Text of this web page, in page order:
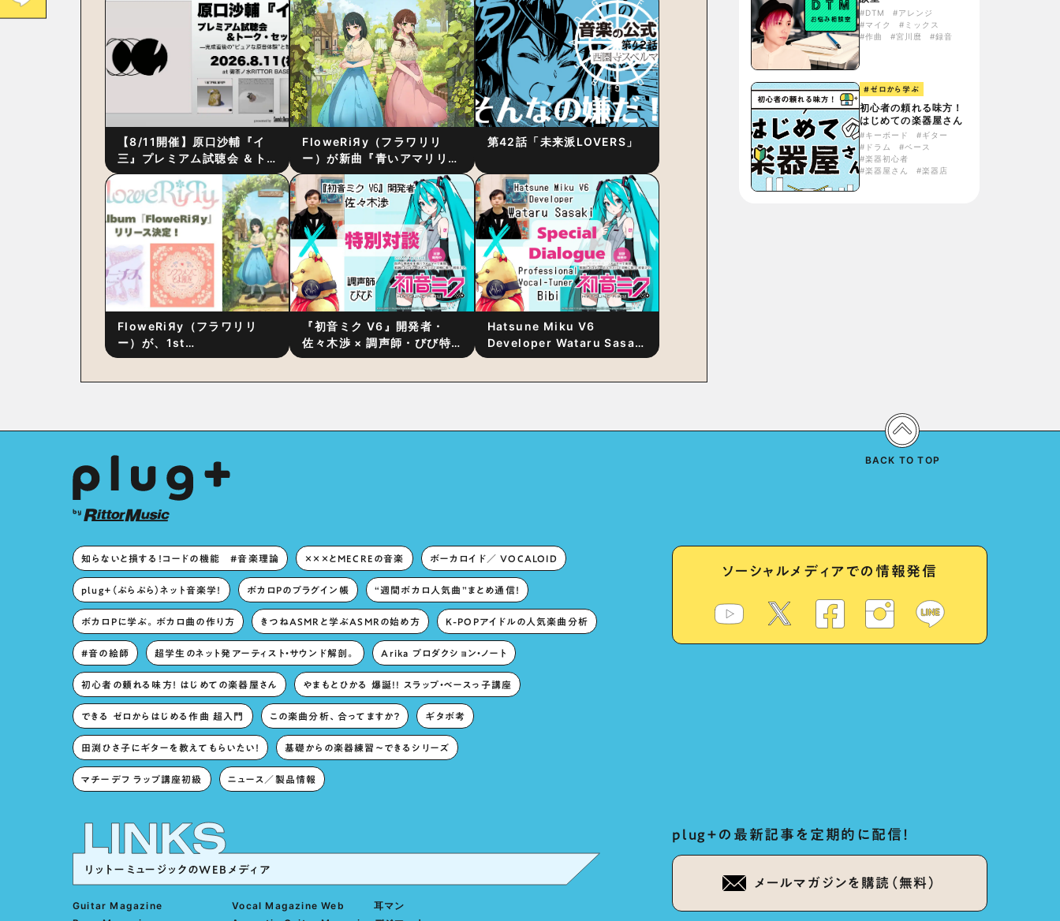
【8/11開催】原口沙輔『イ
三』プレミアム試聴会 ＆ト
ーク・セッション 〜完成直
後の“ピュアな原音体験”と制
作秘話
FloweRiЯy（フラワリリ
ー）が新曲『青いアマリリ
ス』をリリース！1stアルバ
ム詳細も発表
第42話「未来派LOVERS」
FloweRiЯy（フラワリリ
ー）が、1st
Album『FloweRiЯy』を9
『初音ミク V6』開発者・
佐々木渉 × 調声師・びび特
別対談 〜豊かな歌声表現の
Hatsune Miku V6
Developer Wataru Sasaki
× Professional Vocal-
#DTM
#アレンジ
#マイク
#ミックス
#作曲
#宮川麿 #録音
#ゼロから学ぶ
初心者の頼れる味方！
はじめての楽器屋さん
#キーボード
#ギター
#ドラム
#ベース
#楽器初心者
#楽器屋さん
#楽器店
知らないと損する！コードの機能 #音楽理論 ×××とMECREの音楽 ボーカロイド／ VOCALOID
plug+（ぷらぷら）ネット音楽学！ ボカロPのプラグイン帳 “週間ボカロ人気曲”まとめ通信！
ボカロPに学ぶ。ボカロ曲の作り方 きつねASMRと学ぶASMRの始め方 K-POPアイドルの人気楽曲分析
#音の絵師 超学生のネット発アーティスト・サウンド解剖。 Arika プロダクション・ノート
初心者の頼れる味方！ はじめての楽器屋さん やまもとひかる 爆誕!! スラップ・ベースっ子講座
できる ゼロからはじめる作曲 超入門 この楽曲分析、合ってますか？ ギタボ考
田渕ひさ子にギターを教えてもらいたい！ 基礎からの楽器練習〜できるシリーズ
マチーデフ ラップ講座初級 ニュース／製品情報
ソーシャルメディアでの情報発信
リットーミュージックのWEBメディア
Guitar Magazine
Vocal Magazine Web
耳マン
plug+の最新記事を定期的に配信！
メールマガジンを購読（無料）
BACK TO TOP